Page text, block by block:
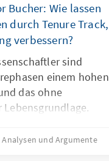
Bucher: Wie lassen
durch Tenure Track,
verbessern?
sind
einem hohen
das ohne
liegen im
Analysen und Argumente